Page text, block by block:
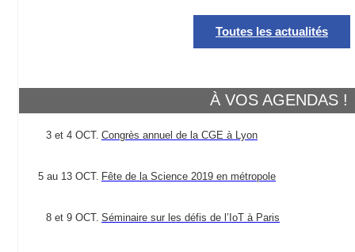
Toutes les actualités
À VOS AGENDAS !
3 et 4 OCT. Congrès annuel de la CGE à Lyon
5 au 13 OCT. Fête de la Science 2019 en métropole
8 et 9 OCT. Séminaire sur les défis de l’IoT à Paris